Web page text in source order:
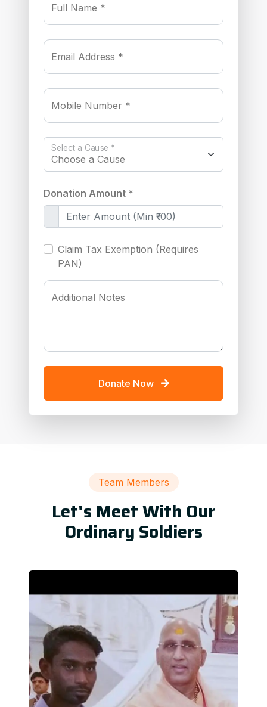
Full Name *
Email Address *
Mobile Number *
Select a Cause *
Donation Amount *
Claim Tax Exemption (Requires
PAN)
Additional Notes
Donate Now
Team Members
Let's Meet With Our
Ordinary Soldiers